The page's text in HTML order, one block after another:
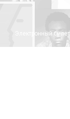
Электронный билет